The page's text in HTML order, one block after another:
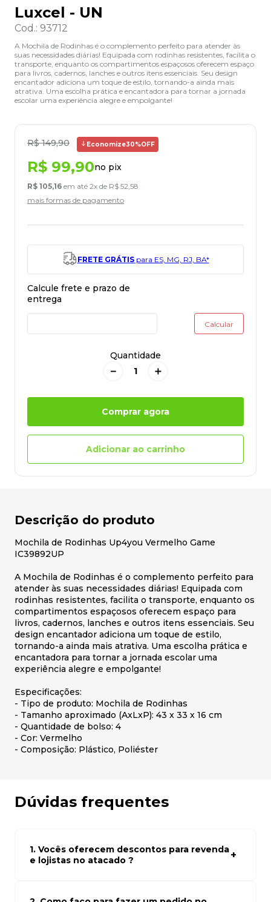
Luxcel - UN
Cod.: 93712
A Mochila de Rodinhas é o complemento perfeito para atender às
suas necessidades diárias! Equipada com rodinhas resistentes, facilita o
transporte, enquanto os compartimentos espaçosos oferecem espaço
para livros, cadernos, lanches e outros itens essenciais. Seu design
encantador adiciona um toque de estilo, tornando-a ainda mais
atrativa. Uma escolha prática e encantadora para tornar a jornada
escolar uma experiência alegre e empolgante!
R$ 149,90 Economize30%OFF
R$ 99,90no pix
R$ 105,16 em até 2x de R$ 52,58
mais formas de pagamento
FRETE GRÁTISpara ES, MG, RJ, BA*
Quantidade
＋
－
Comprar agora
Adicionar ao carrinho
Descrição do produto
Mochila de Rodinhas Up4you Vermelho Game
IC39892UP
A Mochila de Rodinhas é o complemento perfeito para
atender às suas necessidades diárias! Equipada com
rodinhas resistentes, facilita o transporte, enquanto os
compartimentos espaçosos oferecem espaço para
livros, cadernos, lanches e outros itens essenciais. Seu
design encantador adiciona um toque de estilo,
tornando-a ainda mais atrativa. Uma escolha prática e
encantadora para tornar a jornada escolar uma
experiência alegre e empolgante!
Especificações:
- Tipo de produto: Mochila de Rodinhas
- Tamanho aproximado (AxLxP): 43 x 33 x 16 cm
- Quantidade de bolso: 4
- Cor: Vermelho
- Composição: Plástico, Poliéster
Dúvidas frequentes
1. Vocês oferecem descontos para revenda
e lojistas no atacado ?